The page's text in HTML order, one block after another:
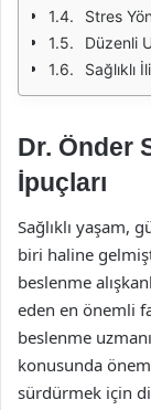
Stres
Düzenli
Sağlıklı
Dr. Önder
İpuçları
Sağlıklı yaşam,
biri haline
beslenme
eden en önemli
beslenme
konusunda
sürdürmek için